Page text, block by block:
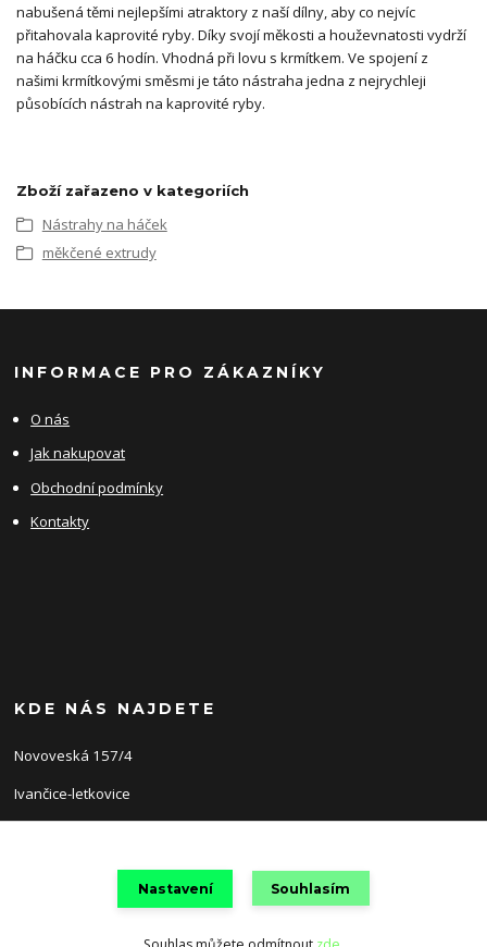
nabušená těmi nejlepšími atraktory z naší dílny, aby co nejvíc
přitahovala kaprovité ryby. Díky svojí měkosti a houževnatosti vydrží
na háčku cca 6 hodín. Vhodná při lovu s krmítkem. Ve spojení z
našimi krmítkovými směsmi je táto nástraha jedna z nejrychleji
působících nástrah na kaprovité ryby.
Zboží zařazeno v kategoriích
Nástrahy na háček
měkčené extrudy
INFORMACE PRO ZÁKAZNÍKY
O nás
Jak nakupovat
Obchodní podmínky
Kontakty
KDE NÁS NAJDETE
Novoveská 157/4
Ivančice-letkovice
Nastavení Souhlasím